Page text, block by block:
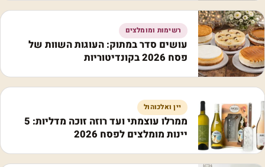
רשימות ומומלצים
עושים סדר במתוק: העוגות השוות של
פסח 2026 בקונדיטוריות
יין ואלכוהול
ממרלו עוצמתי ועד רוזה זוכה מדליות: 5
יינות מומלצים לפסח 2026